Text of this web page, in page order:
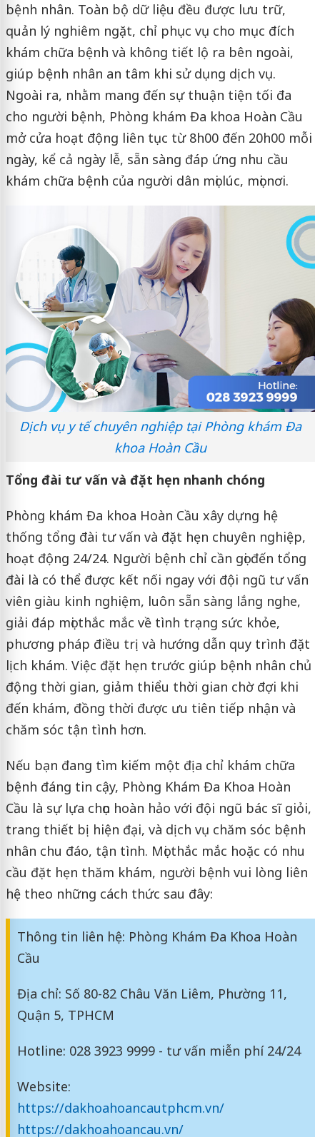
bệnh nhân. Toàn bộ dữ liệu đều được lưu trữ,
quản lý nghiêm ngặt, chỉ phục vụ cho mục đích
khám chữa bệnh và không tiết lộ ra bên ngoài,
giúp bệnh nhân an tâm khi sử dụng dịch vụ.
Ngoài ra, nhằm mang đến sự thuận tiện tối đa
cho người bệnh, Phòng khám Đa khoa Hoàn Cầu
mở cửa hoạt động liên tục từ 8h00 đến 20h00 mỗi
ngày, kể cả ngày lễ, sẵn sàng đáp ứng nhu cầu
khám chữa bệnh của người dân mọi lúc, mọi nơi.
Dịch vụ y tế chuyên nghiệp tại Phòng khám Đa
khoa Hoàn Cầu
Tổng đài tư vấn và đặt hẹn nhanh chóng
Phòng khám Đa khoa Hoàn Cầu xây dựng hệ
thống tổng đài tư vấn và đặt hẹn chuyên nghiệp,
hoạt động 24/24. Người bệnh chỉ cần gọi đến tổng
đài là có thể được kết nối ngay với đội ngũ tư vấn
viên giàu kinh nghiệm, luôn sẵn sàng lắng nghe,
giải đáp mọi thắc mắc về tình trạng sức khỏe,
phương pháp điều trị và hướng dẫn quy trình đặt
lịch khám. Việc đặt hẹn trước giúp bệnh nhân chủ
động thời gian, giảm thiểu thời gian chờ đợi khi
đến khám, đồng thời được ưu tiên tiếp nhận và
chăm sóc tận tình hơn.
Nếu bạn đang tìm kiếm một địa chỉ khám chữa
bệnh đáng tin cậy, Phòng Khám Đa Khoa Hoàn
Cầu là sự lựa chọn hoàn hảo với đội ngũ bác sĩ giỏi,
trang thiết bị hiện đại, và dịch vụ chăm sóc bệnh
nhân chu đáo, tận tình. Mọi thắc mắc hoặc có nhu
cầu đặt hẹn thăm khám, người bệnh vui lòng liên
hệ theo những cách thức sau đây:
Thông tin liên hệ: Phòng Khám Đa Khoa Hoàn
Cầu
Địa chỉ: Số 80-82 Châu Văn Liêm, Phường 11,
Quận 5, TPHCM
Hotline: 028 3923 9999 - tư vấn miễn phí 24/24
Website:
https://dakhoahoancautphcm.vn/
https://dakhoahoancau.vn/